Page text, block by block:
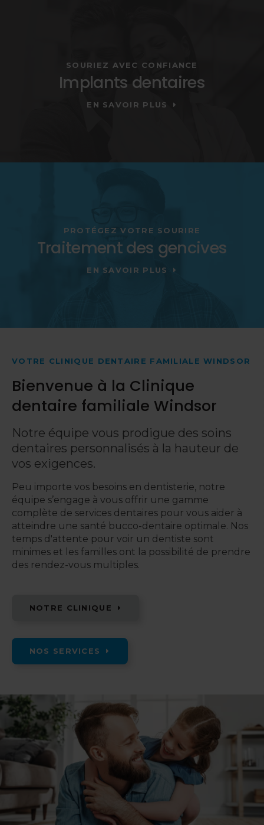
SOURIEZ AVEC CONFIANCE
Implants dentaires
EN SAVOIR PLUS
PROTÉGEZ VOTRE SOURIRE
Traitement des gencives
EN SAVOIR PLUS
VOTRE CLINIQUE DENTAIRE FAMILIALE WINDSOR
Bienvenue à la Clinique
dentaire familiale Windsor
Notre équipe vous prodigue des soins
dentaires personnalisés à la hauteur de
vos exigences.
Peu importe vos besoins en dentisterie, notre
équipe s’engage à vous offrir une gamme
complète de services dentaires pour vous aider à
atteindre une santé bucco-dentaire optimale. Nos
temps d'attente pour voir un dentiste sont
minimes et les familles ont la possibilité de prendre
des rendez-vous multiples.
NOTRE CLINIQUE
NOS SERVICES